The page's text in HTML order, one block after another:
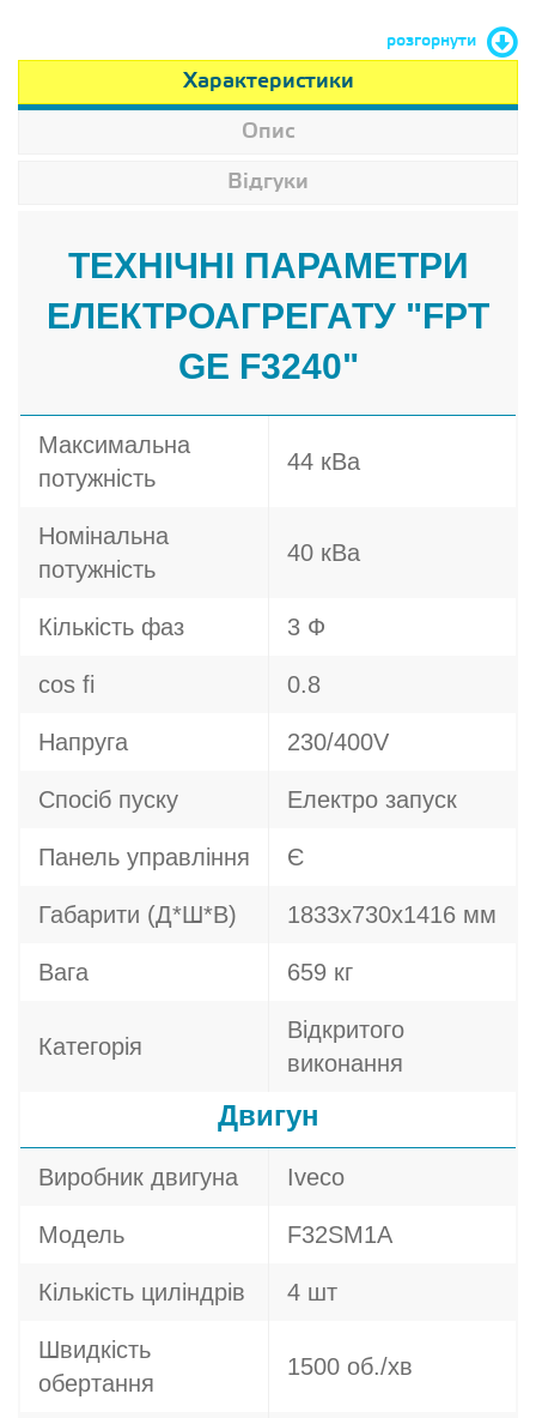
розгорнути
Характеристики
Опис
Відгуки
ТЕХНІЧНІ ПАРАМЕТРИ
ЕЛЕКТРОАГРЕГАТУ "FPT
GE F3240"
Максимальна
потужність
44 кВа
Номінальна
потужність
40 кВа
Кількість фаз 3 Ф
cos fi 0.8
Напруга 230/400V
Спосіб пуску Електро запуск
Панель управління Є
Габарити (Д*Ш*В) 1833х730х1416 мм
Вага 659 кг
Категорія
Відкритого
виконання
Двигун
Виробник двигуна Iveco
Модель F32SM1A
Кількість циліндрів 4 шт
Швидкість
обертання
1500 об./хв